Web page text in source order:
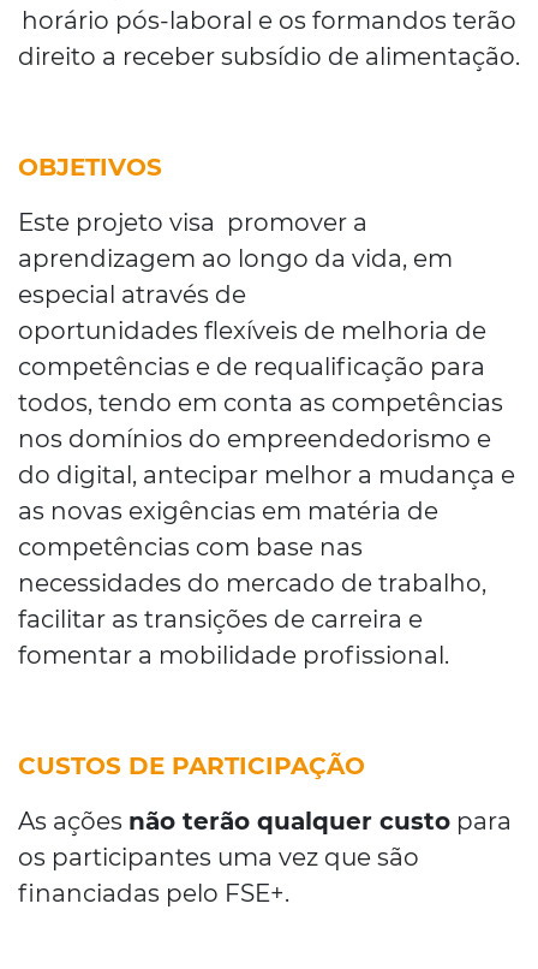
horário pós-laboral e os formandos terão
direito a receber subsídio de alimentação.
OBJETIVOS
Este projeto visa promover a
aprendizagem ao longo da vida, em
especial através de
oportunidades flexíveis de melhoria de
competências e de requalificação para
todos, tendo em conta as competências
nos domínios do empreendedorismo e
do digital, antecipar melhor a mudança e
as novas exigências em matéria de
competências com base nas
necessidades do mercado de trabalho,
facilitar as transições de carreira e
fomentar a mobilidade profissional.
CUSTOS DE PARTICIPAÇÃO
As ações não terão qualquer custo para
os participantes uma vez que são
financiadas pelo FSE+.